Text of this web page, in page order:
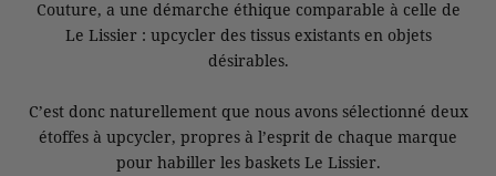
Couture, a une démarche éthique comparable à celle de
Le Lissier : upcycler des tissus existants en objets
désirables.
C’est donc naturellement que nous avons sélectionné deux
étoffes à upcycler, propres à l’esprit de chaque marque
pour habiller les baskets Le Lissier.